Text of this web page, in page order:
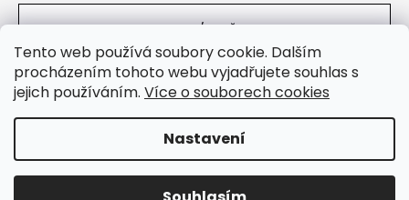
Tento web používá soubory cookie. Dalším
procházením tohoto webu vyjadřujete souhlas s
jejich používáním. Více o souborech cookies
Nastavení
0KS /0 KČ